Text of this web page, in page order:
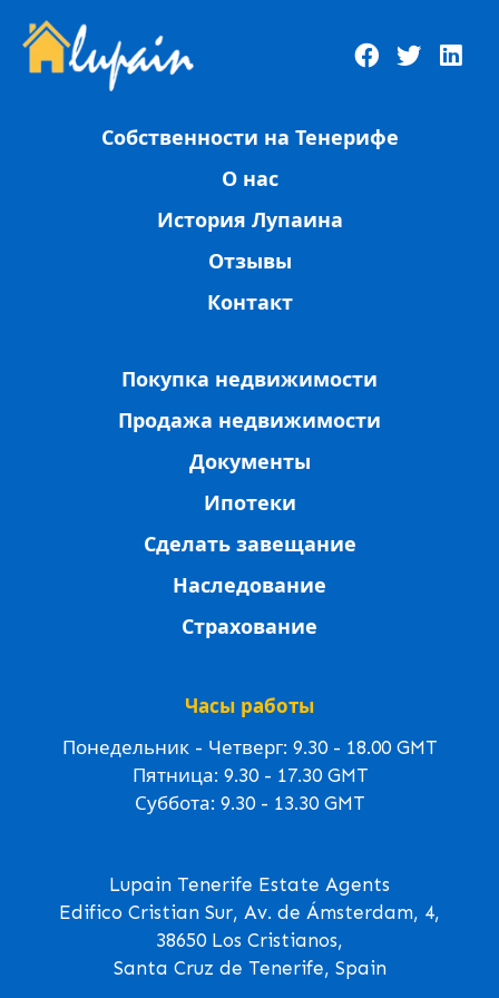
Собственности на Тенерифе
О нас
История Лупаина
Отзывы
Контакт
Покупка недвижимости
Продажа недвижимости
Документы
Ипотеки
Сделать завещание
Наследование
Страхование
Часы работы
Понедельник - Четверг: 9.30 - 18.00 GMT
Пятница: 9.30 - 17.30 GMT
Суббота: 9.30 - 13.30 GMT
Lupain Tenerife Estate Agents
Edifico Cristian Sur, Av. de Ámsterdam, 4,
38650 Los Cristianos,
Santa Cruz de Tenerife, Spain